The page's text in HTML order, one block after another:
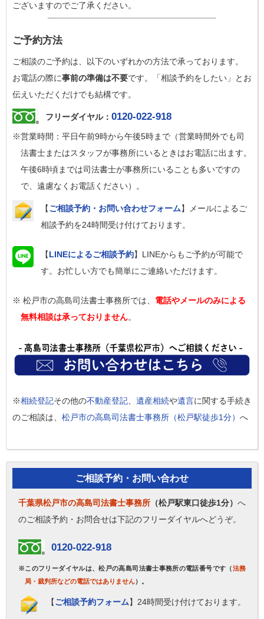
ございますのでご了承ください。
ご予約方法
ご相談のご予約は、以下のいずれかの方法で承っております。
お電話の際に事前の準備は不要です。「相談予約をしたい」とお
伝えいただくだけでも結構です。
フリーダイヤル： 0120-022-918
※営業時間：平日午前9時から午後5時まで（営業時間外でも司
法書士またはスタッフが事務所にいるときはお電話に出ます。
午後6時頃までは司法書士が事務所にいることも多いですの
で、遠慮なくお電話ください）。
【ご相談予約・お問い合わせフォーム】メールによるご
相談予約を24時間受け付けております。
【LINEによるご相談予約】LINEからもご予約が可能で
す。お忙しい方でも簡単にご連絡いただけます。
※ 松戸市の高島司法書士事務所では、 電話やメールのみによる
無料相談は承っておりません。
※相続登記その他の不動産登記 遺産相続や遺言に関する手続き
のご相談は、 松戸市の高島司法書士事務所（松戸駅徒歩1分） へ
ご相談予約・お問い合わせ
千葉県松戸市の高島司法書士事務所 （松戸駅東口徒歩1分） へ
のご相談予約・お問合せは下記のフリーダイヤルへどうぞ。
0120-022-918
※このフリーダイヤルは、松戸の高島司法書士事務所の電話番号です（法務
局・裁判所などの電話ではありません）。
【ご相談予約フォーム】24時間受け付けております。